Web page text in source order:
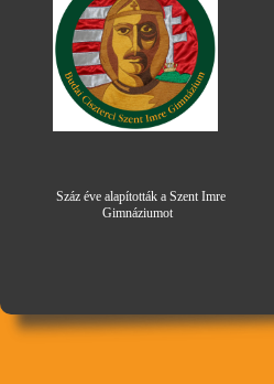
Száz éve alapították a Szent Imre
Gimnáziumot